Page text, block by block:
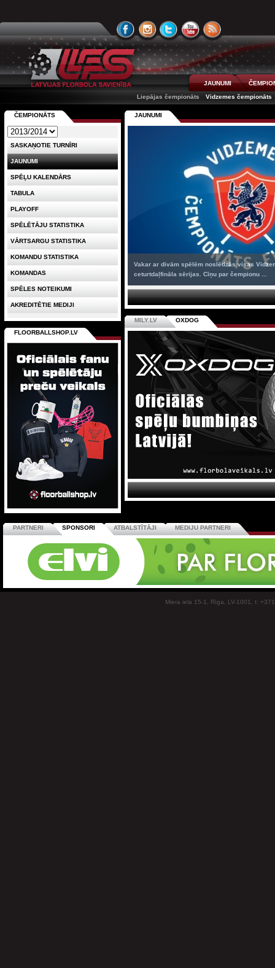
JAUNUMI
Liepājas čempionāts
Vidzemes čempionāts
JAUNUMI
Vakar ar divām spēlēm noslēdzās visas
ceturtdaļfināla sērijas. Cīņu par čempionu ...
MILY.LV OXDOG
ČEMPIONĀTS
SASKAŅOTIE TURNĪRI
JAUNUMI
SPĒĻU KALENDĀRS
TABULA
PLAYOFF
SPĒLĒTĀJU STATISTIKA
VĀRTSARGU STATISTIKA
KOMANDU STATISTIKA
KOMANDAS
SPĒLES NOTEIKUMI
AKREDITĒTIE MEDIJI
FLOORBALLSHOP.LV
PARTNERI SPONSORI ATBALSTĪTĀJI MEDIJU PARTNERI
Miera iela 15-1, Rīga, LV-1001, t: